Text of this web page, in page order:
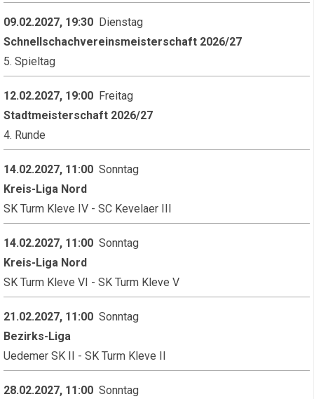
09.02.2027, 19:30 Dienstag
Schnellschachvereinsmeisterschaft 2026/27
5. Spieltag
12.02.2027, 19:00 Freitag
Stadtmeisterschaft 2026/27
4. Runde
14.02.2027, 11:00 Sonntag
Kreis-Liga Nord
SK Turm Kleve IV - SC Kevelaer III
14.02.2027, 11:00 Sonntag
Kreis-Liga Nord
SK Turm Kleve VI - SK Turm Kleve V
21.02.2027, 11:00 Sonntag
Bezirks-Liga
Uedemer SK II - SK Turm Kleve II
28.02.2027, 11:00 Sonntag